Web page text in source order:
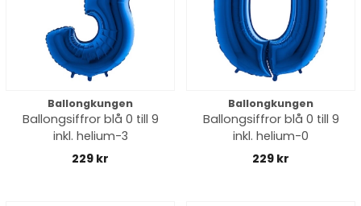
Ballongkungen
Ballongsiffror blå 0 till 9
inkl. helium-3
229 kr
Ballongkungen
Ballongsiffror blå 0 till 9
inkl. helium-0
229 kr